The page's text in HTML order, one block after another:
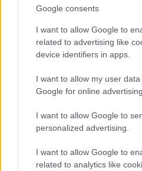
Google consents
I want to allow Google to
related to advertising like
device identifiers in apps.
I want to allow my user
Google for online
I want to allow Google to
personalized advertising.
I want to allow Google to
related to analytics like
3. Buzis Freddie
Fotó: Paul Natkin / Getty